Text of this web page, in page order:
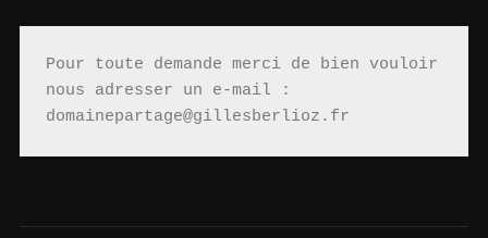
Pour toute demande merci de bien vouloir
nous adresser un e-mail :
domainepartage@gillesberlioz.fr